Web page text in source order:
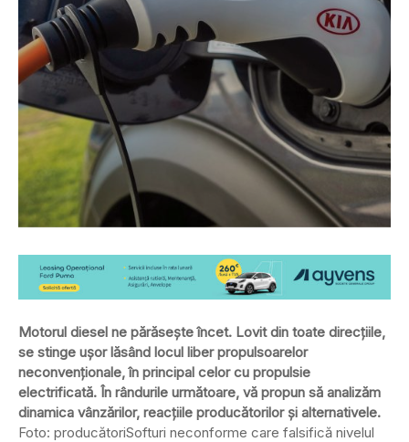
Motorul diesel ne părăsește încet. Lovit din toate direcțiile,
se stinge ușor lăsând locul liber propulsoarelor
neconvenționale, în principal celor cu propulsie
electrificată. În rândurile următoare, vă propun să analizăm
dinamica vânzărilor, reacțiile producătorilor și alternativele.
Foto: producătoriSofturi neconforme care falsifică nivelul